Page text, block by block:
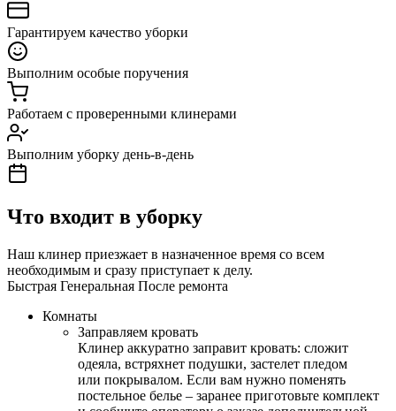
Гарантируем качество уборки
Выполним особые поручения
Работаем с проверенными клинерами
Выполним уборку день-в-день
Что входит в уборку
Наш клинер приезжает в назначенное время со всем
необходимым и сразу приступает к делу.
Быстрая Генеральная После ремонта
Комнаты
Заправляем кровать
Клинер аккуратно заправит кровать: сложит
одеяла, встряхнет подушки, застелет пледом
или покрывалом. Если вам нужно поменять
постельное белье – заранее приготовьте комплект